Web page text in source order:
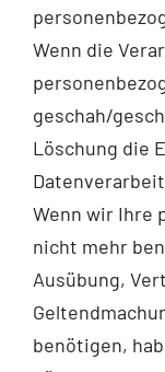
Wenn die
geschah/
Löschung die
Wenn wir Ihre
nicht mehr
Ausübung,
benötigen,